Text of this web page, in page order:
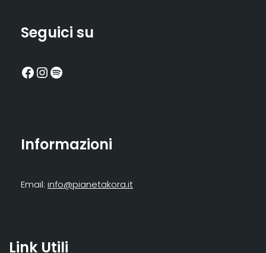
Seguici su
Informazioni
Email: info@pianetakora.it
Link Utili